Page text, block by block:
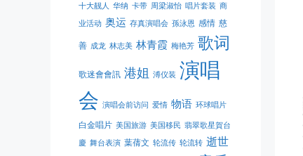
十大靓人 华纳 卡带 周梁淑怡 唱片套装 商
业活动 奥运 存真演唱会 孫泳恩 感情 慈
善 成龙 林志美 林青霞 梅艳芳 歌词
歌迷會會訊 港姐 溥仪装 演唱
会 演唱会前访问 爱情 物语 环球唱片
白金唱片 美国旅游 美国移民 翡翠歌星賀台
慶 舞台表演 葉蒨文 轮流传 轮流转 逝世